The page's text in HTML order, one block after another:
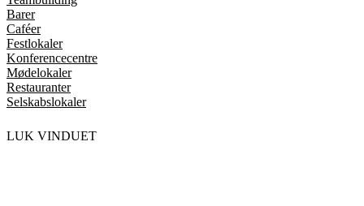
Barer
Caféer
Festlokaler
Konferencecentre
Mødelokaler
Restauranter
Selskabslokaler
LUK VINDUET